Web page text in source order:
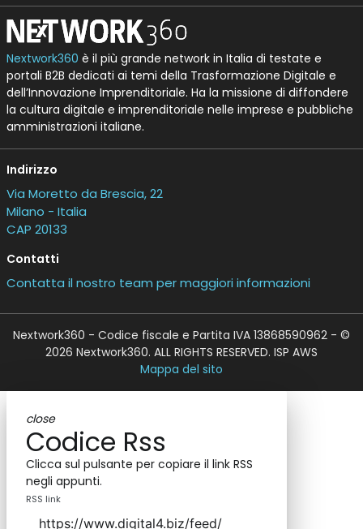
Nextwork360 è il più grande network in Italia di testate e
portali B2B dedicati ai temi della Trasformazione Digitale e
dell’Innovazione Imprenditoriale. Ha la missione di diffondere
la cultura digitale e imprenditoriale nelle imprese e pubbliche
amministrazioni italiane.
Indirizzo
Via Moretto da Brescia, 22
Milano - Italia
CAP 20133
Contatti
Contatta il nostro team per maggiori informazioni
Nextwork360 - Codice fiscale e Partita IVA 13868590962 - ©
2026 Nextwork360. ALL RIGHTS RESERVED. ISP AWS
Mappa del sito
close
Codice Rss
Clicca sul pulsante per copiare il link RSS
negli appunti.
RSS link